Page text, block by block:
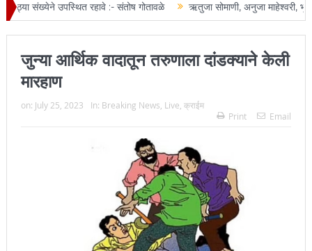
संख्येने उपस्थित रहावे :- संतोष गोतावळे ऋतुजा सोमाणी, अनुजा माहेश्वरी,
जिल्हा प्रमुख न्यायाधीश महेंद्र के महाजन
जुन्या आर्थिक वादातून तरुणाला दांडक्याने केली
मारहाण
on: July 25, 2023 In: Breaking News Live क्राईम
Print
Email